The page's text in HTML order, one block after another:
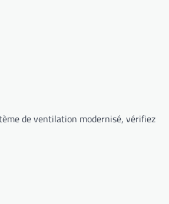
de ventilation modernisé, vérifiez